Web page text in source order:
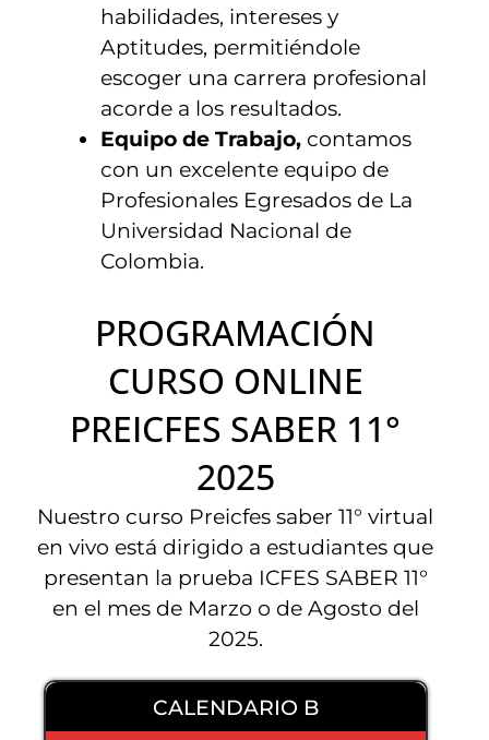
habilidades, intereses y
Aptitudes, permitiéndole
escoger una carrera profesional
acorde a los resultados.
Equipo de Trabajo, contamos
con un excelente equipo de
Profesionales Egresados de La
Universidad Nacional de
Colombia.
PROGRAMACIÓN
CURSO ONLINE
PREICFES SABER 11°
2025
Nuestro curso Preicfes saber 11° virtual
en vivo está dirigido a estudiantes que
presentan la prueba ICFES SABER 11°
en el mes de Marzo o de Agosto del
2025.
CALENDARIO B